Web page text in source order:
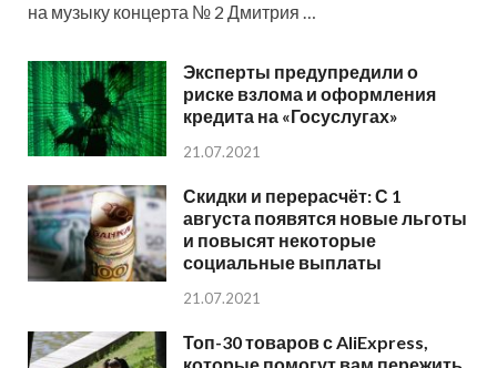
на музыку концерта № 2 Дмитрия …
Эксперты предупредили о
риске взлома и оформления
кредита на «Госуслугах»
21.07.2021
Скидки и перерасчёт: С 1
августа появятся новые льготы
и повысят некоторые
социальные выплаты
21.07.2021
Топ-30 товаров с AliExpress,